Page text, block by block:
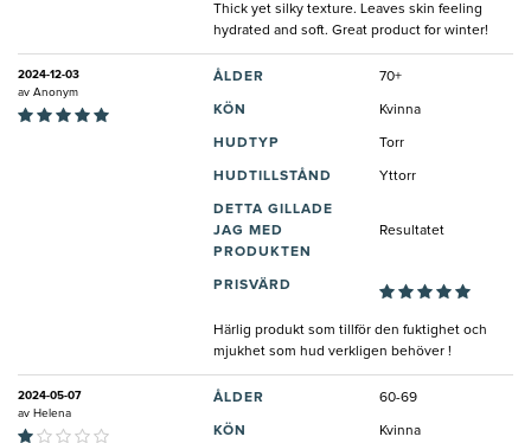
Thick yet silky texture. Leaves skin feeling
hydrated and soft. Great product for winter!
2024-12-03
av Anonym
ÅLDER 70+
KÖN Kvinna
HUDTYP Torr
HUDTILLSTÅND Yttorr
DETTA GILLADE
JAG MED
PRODUKTEN
Resultatet
PRISVÄRD
Härlig produkt som tillför den fuktighet och
mjukhet som hud verkligen behöver !
2024-05-07
av Helena
ÅLDER 60-69
KÖN Kvinna